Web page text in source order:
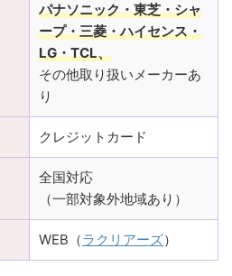
パナソニック・東芝・シャ
ープ・三菱・ハイセンス・
LG・TCL、
その他取り扱いメーカーあ
り
クレジットカード
全国対応
（一部対象外地域あり）
WEB（ラクリアーズ）